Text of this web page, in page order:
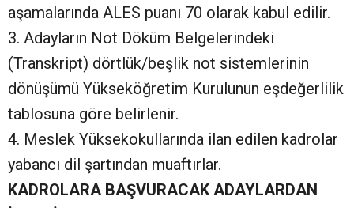
aşamalarında ALES puanı 70 olarak kabul edilir.
3. Adayların Not Döküm Belgelerindeki
(Transkript) dörtlük/beşlik not sistemlerinin
dönüşümü Yükseköğretim Kurulunun eşdeğerlilik
tablosuna göre belirlenir.
4. Meslek Yüksekokullarında ilan edilen kadrolar
yabancı dil şartından muaftırlar.
KADROLARA BAŞVURACAK ADAYLARDAN